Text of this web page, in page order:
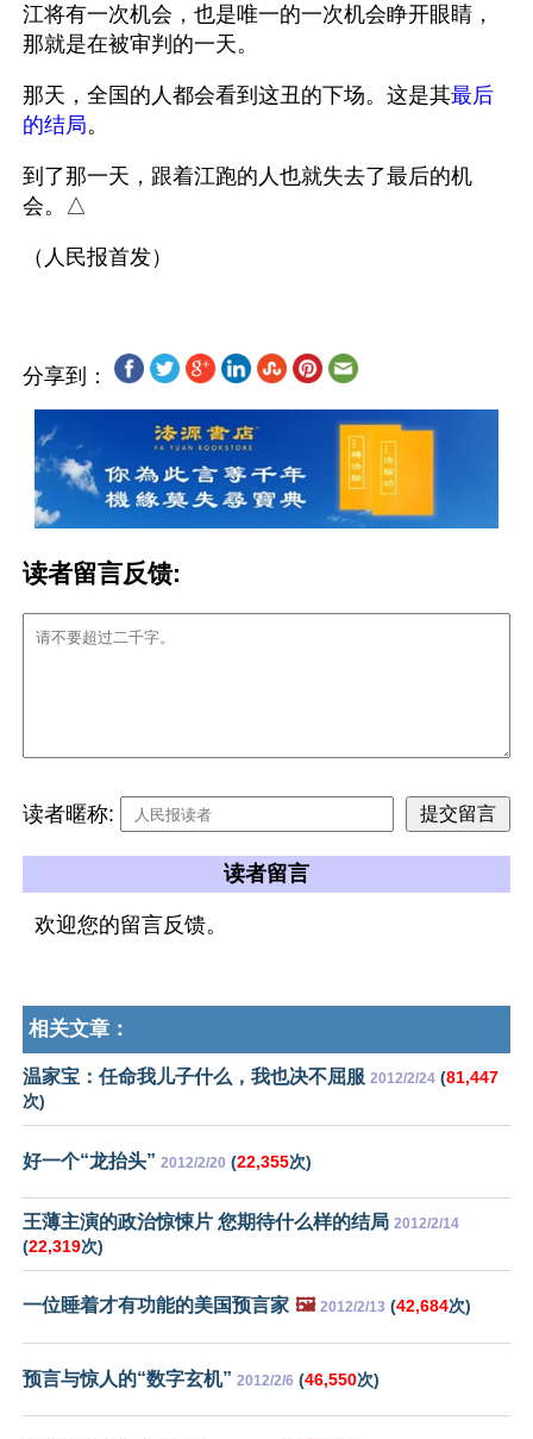
江将有一次机会，也是唯一的一次机会睁开眼睛，
那就是在被审判的一天。
那天，全国的人都会看到这丑的下场。这是其最后
的结局。
到了那一天，跟着江跑的人也就失去了最后的机
会。△
分享到：
读者留言反馈:
读者暱称:
读者留言
欢迎您的留言反馈。
相关文章：
温家宝：任命我儿子什么，我也决不屈服 2012/2/24 (81,447
次)
好一个“龙抬头” 2012/2/20 (22,355次)
王薄主演的政治惊悚片 您期待什么样的结局 2012/2/14
(22,319次)
一位睡着才有功能的美国预言家 🖼️ 2012/2/13 (42,684次)
预言与惊人的“数字玄机” 2012/2/6 (46,550次)